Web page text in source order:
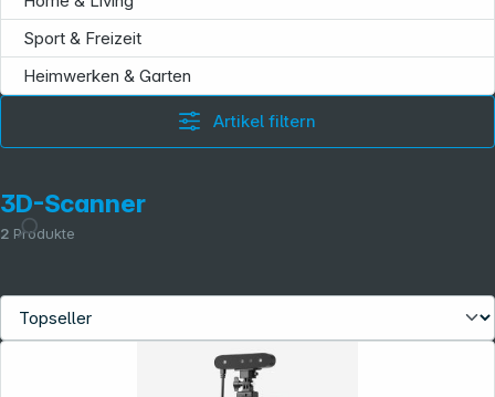
Sport & Freizeit
Heimwerken & Garten
Artikel filtern
3D-Scanner
2 Produkte